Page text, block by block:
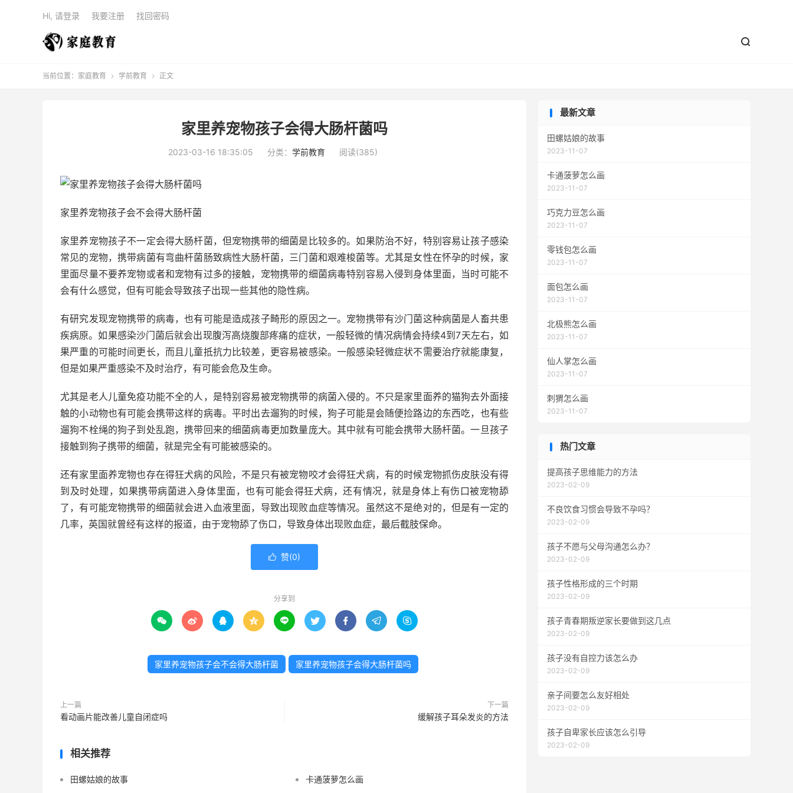

Hi, 请登录 我要注册 找回密码
当前位置： 家庭教育  学前教育  正文
家里养宠物孩子会得大肠杆菌吗
2023-03-16 18:35:05 分类： 学前教育 阅读(385)
家里养宠物孩子会不会得大肠杆菌
家里养宠物孩子不一定会得大肠杆菌，但宠物携带的细菌是比较多的。如果防治不好，特别容易让孩子感染
常见的宠物，携带病菌有弯曲杆菌肠致病性大肠杆菌，三门菌和艰难梭菌等。尤其是女性在怀孕的时候，家
里面尽量不要养宠物或者和宠物有过多的接触，宠物携带的细菌病毒特别容易入侵到身体里面，当时可能不
会有什么感觉，但有可能会导致孩子出现一些其他的隐性病。
有研究发现宠物携带的病毒，也有可能是造成孩子畸形的原因之一。宠物携带有沙门菌这种病菌是人畜共患
疾病原。如果感染沙门菌后就会出现腹泻高烧腹部疼痛的症状，一般轻微的情况病情会持续4到7天左右，如
果严重的可能时间更长，而且儿童抵抗力比较差，更容易被感染。一般感染轻微症状不需要治疗就能康复，
但是如果严重感染不及时治疗，有可能会危及生命。
尤其是老人儿童免疫功能不全的人，是特别容易被宠物携带的病菌入侵的。不只是家里面养的猫狗去外面接
触的小动物也有可能会携带这样的病毒。平时出去遛狗的时候，狗子可能是会随便捡路边的东西吃，也有些
遛狗不栓绳的狗子到处乱跑，携带回来的细菌病毒更加数量庞大。其中就有可能会携带大肠杆菌。一旦孩子
接触到狗子携带的细菌，就是完全有可能被感染的。
还有家里面养宠物也存在得狂犬病的风险，不是只有被宠物咬才会得狂犬病，有的时候宠物抓伤皮肤没有得
到及时处理，如果携带病菌进入身体里面，也有可能会得狂犬病，还有情况，就是身体上有伤口被宠物舔
了，有可能宠物携带的细菌就会进入血液里面，导致出现败血症等情况。虽然这不是绝对的，但是有一定的
几率，英国就曾经有这样的报道，由于宠物舔了伤口，导致身体出现败血症，最后截肢保命。
 赞(0)
分享到
        
家里养宠物孩子会不会得大肠杆菌 家里养宠物孩子会得大肠杆菌吗
上一篇
看动画片能改善儿童自闭症吗
下一篇
缓解孩子耳朵发炎的方法
相关推荐
田螺姑娘的故事 卡通菠萝怎么画
最新文章
田螺姑娘的故事
2023-11-07
卡通菠萝怎么画
2023-11-07
巧克力豆怎么画
2023-11-07
零钱包怎么画
2023-11-07
面包怎么画
2023-11-07
北极熊怎么画
2023-11-07
仙人掌怎么画
2023-11-07
刺猬怎么画
2023-11-07
热门文章
提高孩子思维能力的方法
2023-02-09
不良饮食习惯会导致不孕吗？
2023-02-09
孩子不愿与父母沟通怎么办？
2023-02-09
孩子性格形成的三个时期
2023-02-09
孩子青春期叛逆家长要做到这几点
2023-02-09
孩子没有自控力该怎么办
2023-02-09
亲子间要怎么友好相处
2023-02-09
孩子自卑家长应该怎么引导
2023-02-09